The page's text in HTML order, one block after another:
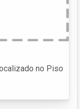
no Piso